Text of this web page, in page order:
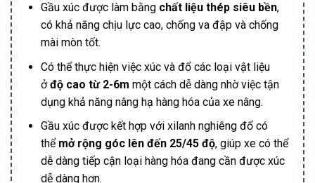
Gầu xúc được làm bằng chất liệu thép siêu bền,
có khả năng chịu lực cao, chống va đập và chống
mài mòn tốt.
Có thể thực hiện việc xúc và đổ các loại vật liệu
ởđộ cao từ 2-6m một cách dễ dàng nhờ việc tận
dụng khả năng nâng hạ hàng hóa của xe nâng.
Gầu xúc được kết hợp với xilanh nghiêng đổ có
thể mở rộng góc lên đến 25/45 độ, giúp xe có thể
dễ dàng tiếp cận loại hàng hóa đang cần được xúc
dễ dàng hơn.